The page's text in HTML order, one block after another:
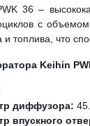
36 –
с
и топлива, что
Keihin
диффузора:
впускного